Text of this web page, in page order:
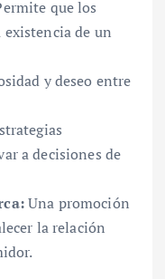
que los
de un
y deseo entre
a decisiones de
Una promoción
la relación